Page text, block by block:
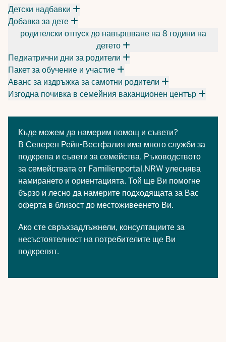
Детски надбавки
Добавка за дете
родителски отпуск до навършване на 8 години на
детето
Педиатрични дни за родители
Пакет за обучение и участие
Аванс за издръжка за самотни родители
Изгодна почивка в семейния ваканционен център
Къде можем да намерим помощ и съвети?
В Северен Рейн-Вестфалия има много служби за
подкрепа и съвети за семейства. Ръководството
за семействатаот Familienportal.NRW улеснява
намирането и ориентацията. Той ще Ви помогне
бързо и лесно да намерите подходящата за Вас
оферта в близост до местоживеенето Ви.
Ако сте свръхзадлъжнели, консултациите за
несъстоятелност на потребителите ще Ви
подкрепят.